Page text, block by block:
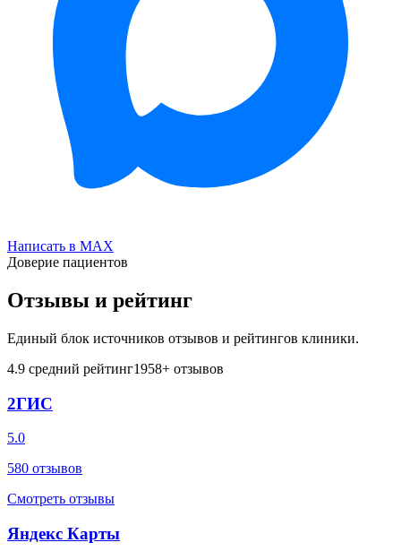
Написать в MAX
Доверие пациентов
Отзывы и рейтинг
Единый блок источников отзывов и рейтингов клиники.
4.9 средний рейтинг1958+ отзывов
2ГИС
5.0
580 отзывов
Смотреть отзывы
Яндекс Карты